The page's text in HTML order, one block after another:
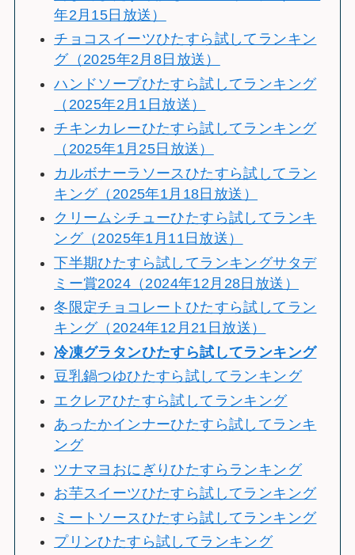
年2月15日放送）
チョコスイーツひたすら試してランキン
グ（2025年2月8日放送）
ハンドソープひたすら試してランキング
（2025年2月1日放送）
チキンカレーひたすら試してランキング
（2025年1月25日放送）
カルボナーラソースひたすら試してラン
キング（2025年1月18日放送）
クリームシチューひたすら試してランキ
ング（2025年1月11日放送）
下半期ひたすら試してランキングサタデ
ミー賞2024（2024年12月28日放送）
冬限定チョコレートひたすら試してラン
キング（2024年12月21日放送）
冷凍グラタンひたすら試してランキング
豆乳鍋つゆひたすら試してランキング
エクレアひたすら試してランキング
あったかインナーひたすら試してランキ
ング
ツナマヨおにぎりひたすらランキング
お芋スイーツひたすら試してランキング
ミートソースひたすら試してランキング
プリンひたすら試してランキング